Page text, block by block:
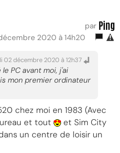
par Ping
2020 à 14h20
02 décembre 2020 à 12h37
PC avant moi, j'ai
mon premier ordinateur
chez moi en 1983 (Avec
et tout
et Sim City
un centre de loisir un